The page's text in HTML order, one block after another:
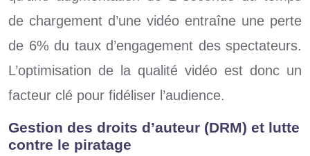
de chargement d’une vidéo entraîne une perte
de 6% du taux d’engagement des spectateurs.
L’optimisation de la qualité vidéo est donc un
facteur clé pour fidéliser l’audience.
Gestion des droits d’auteur (DRM) et lutte
contre le piratage